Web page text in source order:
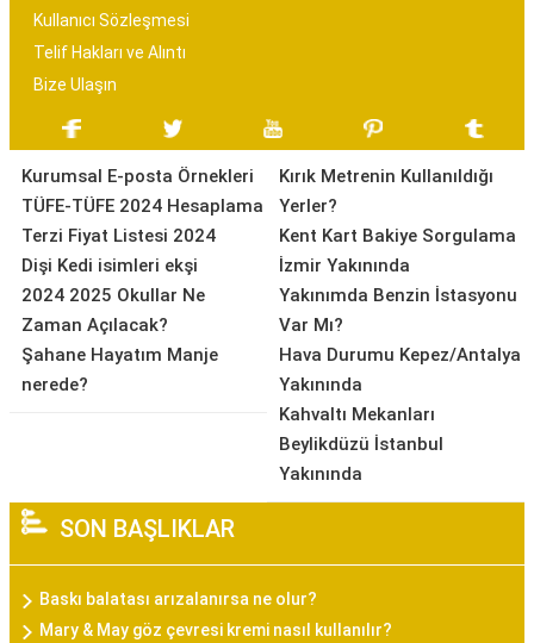
Kullanıcı Sözleşmesi
Telif Hakları ve Alıntı
Bize Ulaşın
Kurumsal E-posta Örnekleri
TÜFE-TÜFE 2024 Hesaplama
Terzi Fiyat Listesi 2024
Dişi Kedi isimleri ekşi
2024 2025 Okullar Ne
Zaman Açılacak?
Şahane Hayatım Manje
nerede?
Kırık Metrenin Kullanıldığı
Yerler?
Kent Kart Bakiye Sorgulama
İzmir Yakınında
Yakınımda Benzin İstasyonu
Var Mı?
Hava Durumu Kepez/Antalya
Yakınında
Kahvaltı Mekanları
Beylikdüzü İstanbul
Yakınında
SON BAŞLIKLAR
Baskı balatası arızalanırsa ne olur?
Mary & May göz çevresi kremi nasıl kullanılır?